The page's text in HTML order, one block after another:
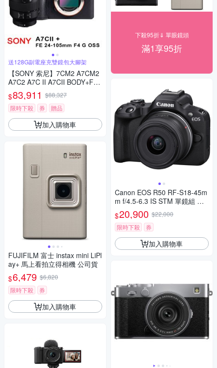
送128G副電座充雙鏡包大腳架
【SONY 索尼】7CM2 A7CM2
A7C2 A7C II A7CII BODY+FE2
4-105mm G變焦鏡(*(中文平輸)
$83,911 $88,327
限時下殺
券 贈品
加入購物車
FUJIFILM 富士 instax mini LiPl
ay+ 馬上看拍立得相機 公司貨
$6,479 $6,820
限時下殺
券
加入購物車
下殺95折⇓ 單眼鏡頭
滿1享95折
Canon EOS R50 RF-S18-45m
m f/4.5-6.3 IS STM 單鏡組 公
司貨
$20,900 $22,000
限時下殺
券
加入購物車